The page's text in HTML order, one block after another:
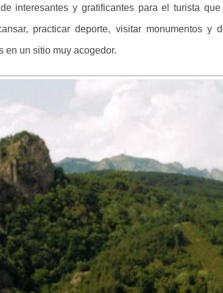
interesantes y gratificantes para el turista
practicar deporte, visitar monumentos y
en un sitio muy acogedor.